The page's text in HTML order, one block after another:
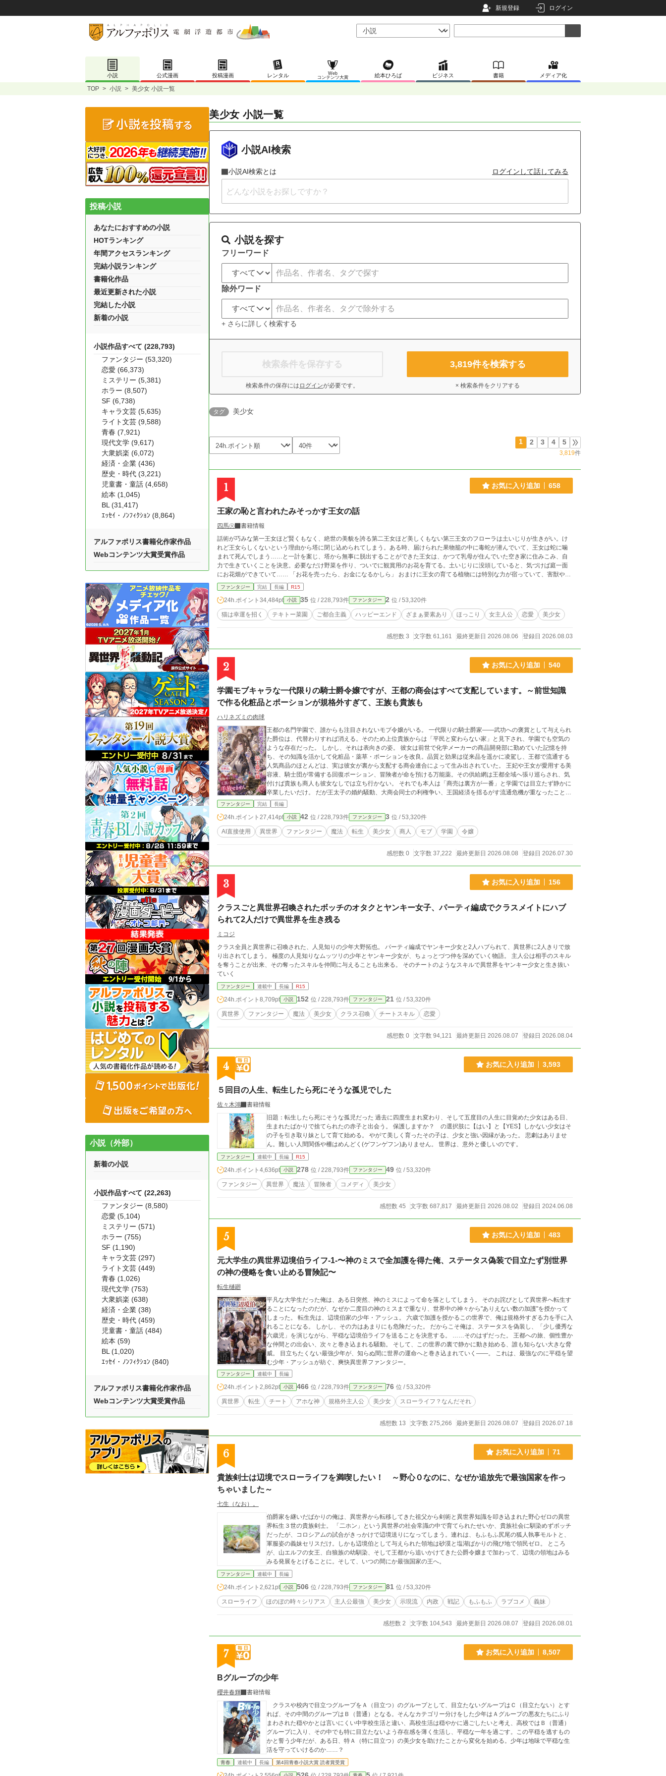
新規登録 ログイン
小説 公式漫画 投稿漫画 レンタル
Web
コンテンツ大賞
絵本ひろば ビジネス 書籍 メディア化
TOP > 小説 > 美少女 小説一覧
美少女 小説一覧
小説AI検索
小説AI検索とは ログインして話してみる
小説を探す
フリーワード
除外ワード
+ さらに詳しく検索する
検索条件を保存する
検索条件の保存には ログインが必要です。
3,819件を検索する
× 検索条件をクリアする
タグ 美少女
1 2 3 4 5
3,819件
1 お気に入り追加 658
王家の恥と言われたみそっかす王女の話
四馬㋟
書籍情報
話術が巧みな第一王女ほど賢くもなく、絶世の美貌を誇る第二王女ほど美しくもない第三王女のフローラは土いじりが生きがい。け
れど王女らしくないという理由から塔に閉じ込められてしまう。ある時、届けられた果物籠の中に毒蛇が潜んでいて、王女は蛇に噛
まれて死んでしまう……と一計を案じ、塔から無事に脱出することができた王女は、かつて乳母が住んでいた空き家に住みこみ、自
力で生きていくことを決意。必要なだけ野菜を作り、ついでに観賞用のお花を育てる。土いじりに没頭していると、気づけば庭一面
にお花畑ができていて…… 「お花を売ったら、お金になるかしら」 おまけに王女の育てる植物には特別な力が宿っていて、害獣や魔
物を寄せ付けない聖域を生み出していた。ただ好きなことをしていただけなのに、人々に感謝され、愛され、やがて聖女としてあが
められるようになる、みそっかす王女の話。
ファンタジー 完結 長編 R15
24h.ポイント 34,484pt 小説 35 位 / 228,793件 ファンタジー 2 位 / 53,320件
猫は幸運を招く テキトー菜園 ご都合主義 ハッピーエンド ざまぁ要素あり ほっこり 女主人公 恋愛 美少女
感想数 3 文字数 61,161 最終更新日 2026.08.06 登録日 2026.08.03
2 お気に入り追加 540
学園モブキャラな一代限りの騎士爵令嬢ですが、王都の商会はすべて支配しています。～前世知識
で作る化粧品とポーションが規格外すぎて、王族も貴族も
ハリネズミの肉球
王都の名門学園で、誰からも注目されないモブ令嬢がいる。 一代限りの騎士爵家――武功への褒賞として与えられ
た爵位は、代替わりすれば消える。そのため上位貴族からは「平民と変わらない家」と見下され、学園でも空気の
ような存在だった。 しかし、それは表向きの姿。 彼女は前世で化学メーカーの商品開発部に勤めていた記憶を持
ち、その知識を活かして化粧品・薬草・ポーションを改良。品質と効果は従来品を遥かに凌駕し、王都で流通する
人気商品のほとんどは、実は彼女が裏から支配する商会連合によって生み出されていた。 王妃や王女が愛用する美
容液、騎士団が常備する回復ポーション、冒険者が命を預ける万能薬。その供給網は王都全域へ張り巡らされ、気
付けば貴族も商人も彼女なしでは立ち行かない。 それでも本人は「商売は裏方が一番」と学園では目立たず静かに
卒業したいだけ。 だが王太子の婚約騒動、大商会同士の利権争い、王国経済を揺るがす流通危機が重なったこと
で、隠し続けてきた"王都最大の黒幕"としての正体が少しずつ明らかになっていく。 これは、剣でも魔法でもな
力をお借りしつつも、最終的な仕上げにあたっては著者自身の手により丁寧な加筆・修正を施した作品です。
ファンタジー 完結 長編
24h.ポイント 27,414pt 小説 42 位 / 228,793件 ファンタジー 3 位 / 53,320件
AI直接使用 異世界 ファンタジー 魔法 転生 美少女 商人 モブ 学園 令嬢
感想数 0 文字数 37,222 最終更新日 2026.08.08 登録日 2026.07.30
3 お気に入り追加 156
クラスごと異世界召喚されたボッチのオタクとヤンキー女子、パーティ編成でクラスメイトにハブ
られて2人だけで異世界を生き残る
ミコジ
クラス全員と異世界に召喚された、人見知りの少年大野拓也。 パーティ編成でヤンキー少女と2人ハブられて、異世界に2人きりで放
り出されてしまう。 極度の人見知りなムッツリの少年とヤンキー少女が、ちょっとづつ仲を深めていく物語。 主人公は相手のスキル
を奪うことが出来、その奪ったスキルを仲間に与えることも出来る。 そのチートのようなスキルで異世界をヤンキー少女と生き抜い
ていく
ファンタジー 連載中 長編 R15
24h.ポイント 8,709pt 小説 152 位 / 228,793件 ファンタジー 21 位 / 53,320件
異世界 ファンタジー 魔法 美少女 クラス召喚 チートスキル 恋愛
感想数 0 文字数 94,121 最終更新日 2026.08.07 登録日 2026.08.04
4 お気に入り追加 3,593
５回目の人生、転生したら死にそうな孤児でした
佐々木鴻
書籍情報
旧題：転生したら死にそうな孤児だった 過去に四度生まれ変わり、そして五度目の人生に目覚めた少女はある日、
生まれたばかりで捨てられたの赤子と出会う。 保護しますか？ の選択肢に【はい】と【YES】しかない少女はそ
の子を引き取り妹として育て始める。 やがて美しく育ったその子は、少女と強い因縁があった。 悲劇はありませ
ん。難しい人間関係や柵はめんどく(ゲフンゲフン)ありません。 世界は、意外と優しいのです。
ファンタジー 連載中 長編 R15
24h.ポイント 4,636pt 小説 278 位 / 228,793件 ファンタジー 49 位 / 53,320件
ファンタジー 異世界 魔法 冒険者 コメディ 美少女
感想数 45 文字数 687,817 最終更新日 2026.08.02 登録日 2024.06.08
5 お気に入り追加 483
元大学生の異世界辺境伯ライフ-1-〜神のミスで全加護を得た俺、ステータス偽装で目立たず別世界
の神の侵略を食い止める冒険記〜
転生樋廻
平凡な大学生だった俺は、ある日突然、神のミスによって命を落としてしまう。 そのお詫びとして異世界へ転生す
ることになったのだが、なぜか二度目の神のミスまで重なり、世界中の神々から"ありえない数の加護"を授かって
しまった。 転生先は、辺境伯家の少年・アッシュ。 六歳で加護を授かるこの世界で、俺は規格外すぎる力を手に入
れることになる。 しかし、その力はあまりにも危険だった。 だからこそ俺は、ステータスを偽装し、「少し優秀な
六歳児」を演じながら、平穏な辺境伯ライフを送ることを決意する。 ……そのはずだった。 王都への旅、個性豊か
な仲間との出会い、次々と巻き込まれる騒動。 そして、この世界の裏で静かに動き始める、誰も知らない大きな脅
威。 目立ちたくない最強少年が、知らぬ間に世界の運命へと巻き込まれていく――。 これは、最強なのに平穏を望
む少年・アッシュが紡ぐ、爽快異世界ファンタジー。
ファンタジー 連載中 長編
24h.ポイント 2,862pt 小説 466 位 / 228,793件 ファンタジー 76 位 / 53,320件
異世界 転生 チート アホな神 規格外主人公 美少女 スローライフ？なんだそれ
感想数 13 文字数 275,266 最終更新日 2026.08.07 登録日 2026.07.18
6 お気に入り追加 71
貴族剣士は辺境でスローライフを満喫したい！ ～野心０なのに、なぜか追放先で最強国家を作っ
ちゃいました～
七生（なお）。
伯爵家を継いだばかりの俺は、異世界から転移してきた祖父から剣術と異世界知識を叩き込まれた野心ゼロの異世
界転生３世の貴族剣士。 「二ホン」という異世界の社会常識の中で育てられたせいか、貴族社会に馴染めずボッチ
だったが、コロシアムの試合がきっかけで辺境送りになってしまう。連れは、もふもふ尻尾の狐人執事モルトと、
軍服姿の義妹セリスだけ。しかも辺境伯として与えられた領地は砂漠と塩湖ばかりの飛び地で領民ゼロ。 ところ
が、山エルフの女王、白狼族の幼馴染、そして王都から追いかけてきた公爵令嬢まで加わって、辺境の領地はみる
みる発展をとげることに。そして、いつの間にか最強国家の王へ。
ファンタジー 連載中 長編
24h.ポイント 2,621pt 小説 506 位 / 228,793件 ファンタジー 81 位 / 53,320件
スローライフ ほのぼの時々シリアス 主人公最強 美少女 示現流 内政 戦記 もふもふ ラブコメ 義妹
感想数 2 文字数 104,543 最終更新日 2026.08.07 登録日 2026.08.01
7 お気に入り追加 8,507
Bグループの少年
櫻井春輝
書籍情報
クラスや校内で目立つグループをＡ（目立つ）のグループとして、目立たないグループはＣ（目立たない）とす
れば、その中間のグループはＢ（普通）となる。そんなカテゴリー分けをした少年はＡグループの悪友たちにふり
まわされた穏やかとは言いにくい中学校生活と違い、高校生活は穏やかに過ごしたいと考え、高校ではＢ（普通）
グループに入り、その中でも特に目立たないよう存在感を薄く生活し、平穏な一年を過ごす。この平穏を逃すもの
かと誓う少年だが、ある日、特Ａ（特に目立つ）の美少女を助けたことから変化を始める。少年は地味で平穏な生
活を守っていけるのか……？
青春 連載中 長編 第4回青春小説大賞 読者賞受賞
投稿小説
あなたにおすすめの小説
HOTランキング
年間アクセスランキング
完結小説ランキング
書籍化作品
最近更新された小説
完結した小説
新着の小説
小説作品すべて (228,793)
ファンタジー (53,320)
恋愛 (66,373)
ミステリー (5,381)
ホラー (8,507)
SF (6,738)
キャラ文芸 (5,635)
ライト文芸 (9,588)
青春 (7,921)
現代文学 (9,617)
大衆娯楽 (6,072)
経済・企業 (436)
歴史・時代 (3,221)
児童書・童話 (4,658)
絵本 (1,045)
BL (31,417)
ｴｯｾｲ・ﾉﾝﾌｨｸｼｮﾝ (8,864)
アルファポリス書籍化作家作品
Webコンテンツ大賞受賞作品
小説（外部）
新着の小説
小説作品すべて (22,263)
ファンタジー (8,580)
恋愛 (5,104)
ミステリー (571)
ホラー (755)
SF (1,190)
キャラ文芸 (297)
ライト文芸 (449)
青春 (1,026)
現代文学 (753)
大衆娯楽 (638)
経済・企業 (38)
歴史・時代 (459)
児童書・童話 (484)
絵本 (59)
BL (1,020)
ｴｯｾｲ・ﾉﾝﾌｨｸｼｮﾝ (840)
アルファポリス書籍化作家作品
Webコンテンツ大賞受賞作品